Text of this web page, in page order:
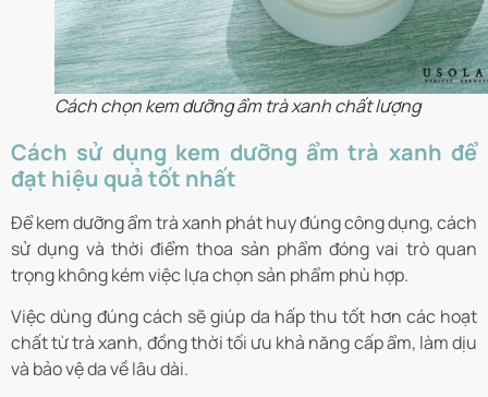
Cách chọn kem dưỡng ẩm trà xanh chất lượng
Cách sử dụng kem dưỡng ẩm trà xanh để
đạt hiệu quả tốt nhất
Để kem dưỡng ẩm trà xanh phát huy đúng công dụng, cách
sử dụng và thời điểm thoa sản phẩm đóng vai trò quan
trọng không kém việc lựa chọn sản phẩm phù hợp.
Việc dùng đúng cách sẽ giúp da hấp thu tốt hơn các hoạt
chất từ trà xanh, đồng thời tối ưu khả năng cấp ẩm, làm dịu
và bảo vệ da về lâu dài.